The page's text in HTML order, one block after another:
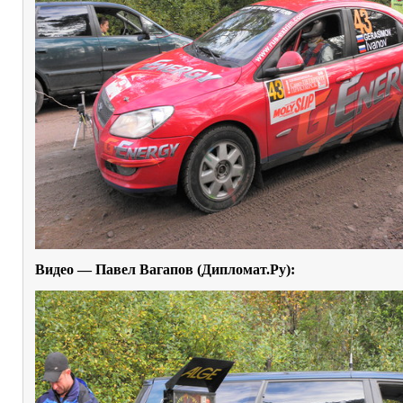
Видео — Павел Вагапов (Дипломат.Ру):